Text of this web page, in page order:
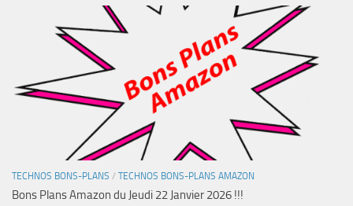
TECHNOS BONS-PLANS / TECHNOS BONS-PLANS AMAZON
Bons Plans Amazon du Jeudi 22 Janvier 2026 !!!